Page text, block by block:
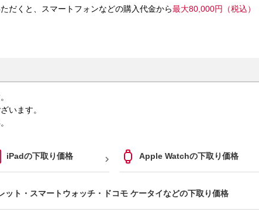
だくと、スマートフォンなどの購入代金から最大80,000円（税込）
います。
iPadの下取り価格  Apple Watchの下取り価格
ット・スマートウォッチ・ドコモ ケータイなどの下取り価格